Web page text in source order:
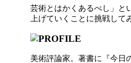
芸術とはかくあるべし」と
上げていくことに挑戦して
美術評論家。著書に『今日